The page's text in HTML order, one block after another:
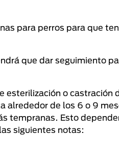
para perros para que
que dar seguimiento
esterilización o
alrededor de los 6 o 9
tempranas. Esto
siguientes notas: